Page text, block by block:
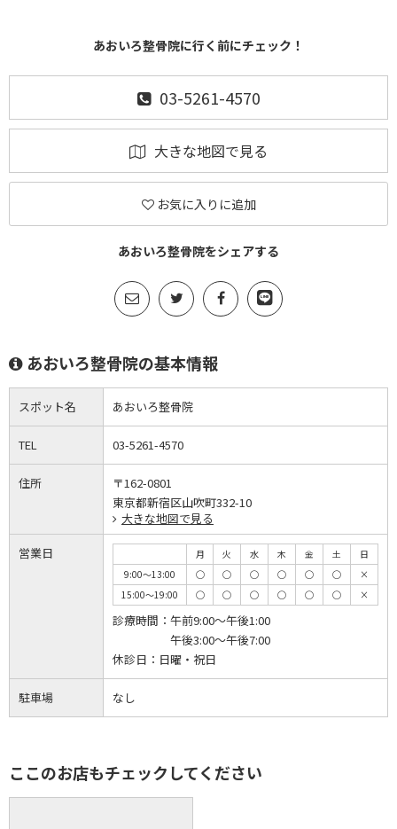
あおいろ整骨院に行く前にチェック！
03-5261-4570
大きな地図で見る
お気に入りに追加
あおいろ整骨院をシェアする
あおいろ整骨院の基本情報
スポット名 あおいろ整骨院
TEL 03-5261-4570
住所
〒162-0801
東京都新宿区山吹町332-10
大きな地図で見る
営業日 月 火 水 木 金 土
日
9:00～13:00
◯ ◯ ◯ ◯ ◯ ◯
×
15:00～19:00
◯ ◯ ◯ ◯ ◯ ◯ ×
診療時間： 午前9:00～午後1:00
午後3:00～午後7:00
休診日： 日曜・祝日
駐車場 なし
ここのお店もチェックしてください